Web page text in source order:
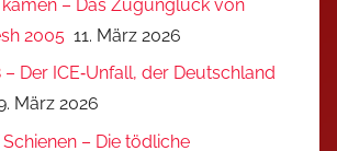
– Das Zugunglück von
2005 11. März 2026
– Der ICE‑Unfall, der Deutschland
März 2026
– Die tödliche